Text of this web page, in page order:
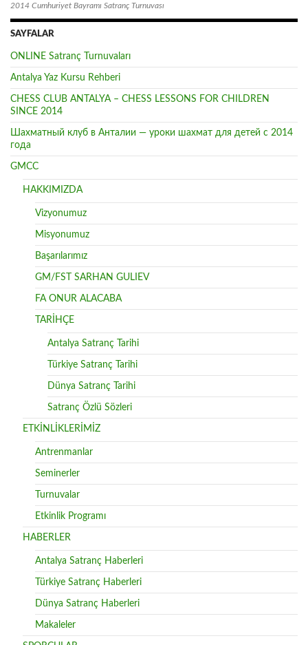
2014 Cumhuriyet Bayramı Satranç Turnuvası
SAYFALAR
ONLINE Satranç Turnuvaları
Antalya Yaz Kursu Rehberi
CHESS CLUB ANTALYA – CHESS LESSONS FOR CHILDREN
SINCE 2014
Шахматный клуб в Анталии — уроки шахмат для детей с 2014
года
GMCC
HAKKIMIZDA
Vizyonumuz
Misyonumuz
Başarılarımız
GM/FST SARHAN GULIEV
FA ONUR ALACABA
TARİHÇE
Antalya Satranç Tarihi
Türkiye Satranç Tarihi
Dünya Satranç Tarihi
Satranç Özlü Sözleri
ETKİNLİKLERİMİZ
Antrenmanlar
Seminerler
Turnuvalar
Etkinlik Programı
HABERLER
Antalya Satranç Haberleri
Türkiye Satranç Haberleri
Dünya Satranç Haberleri
Makaleler